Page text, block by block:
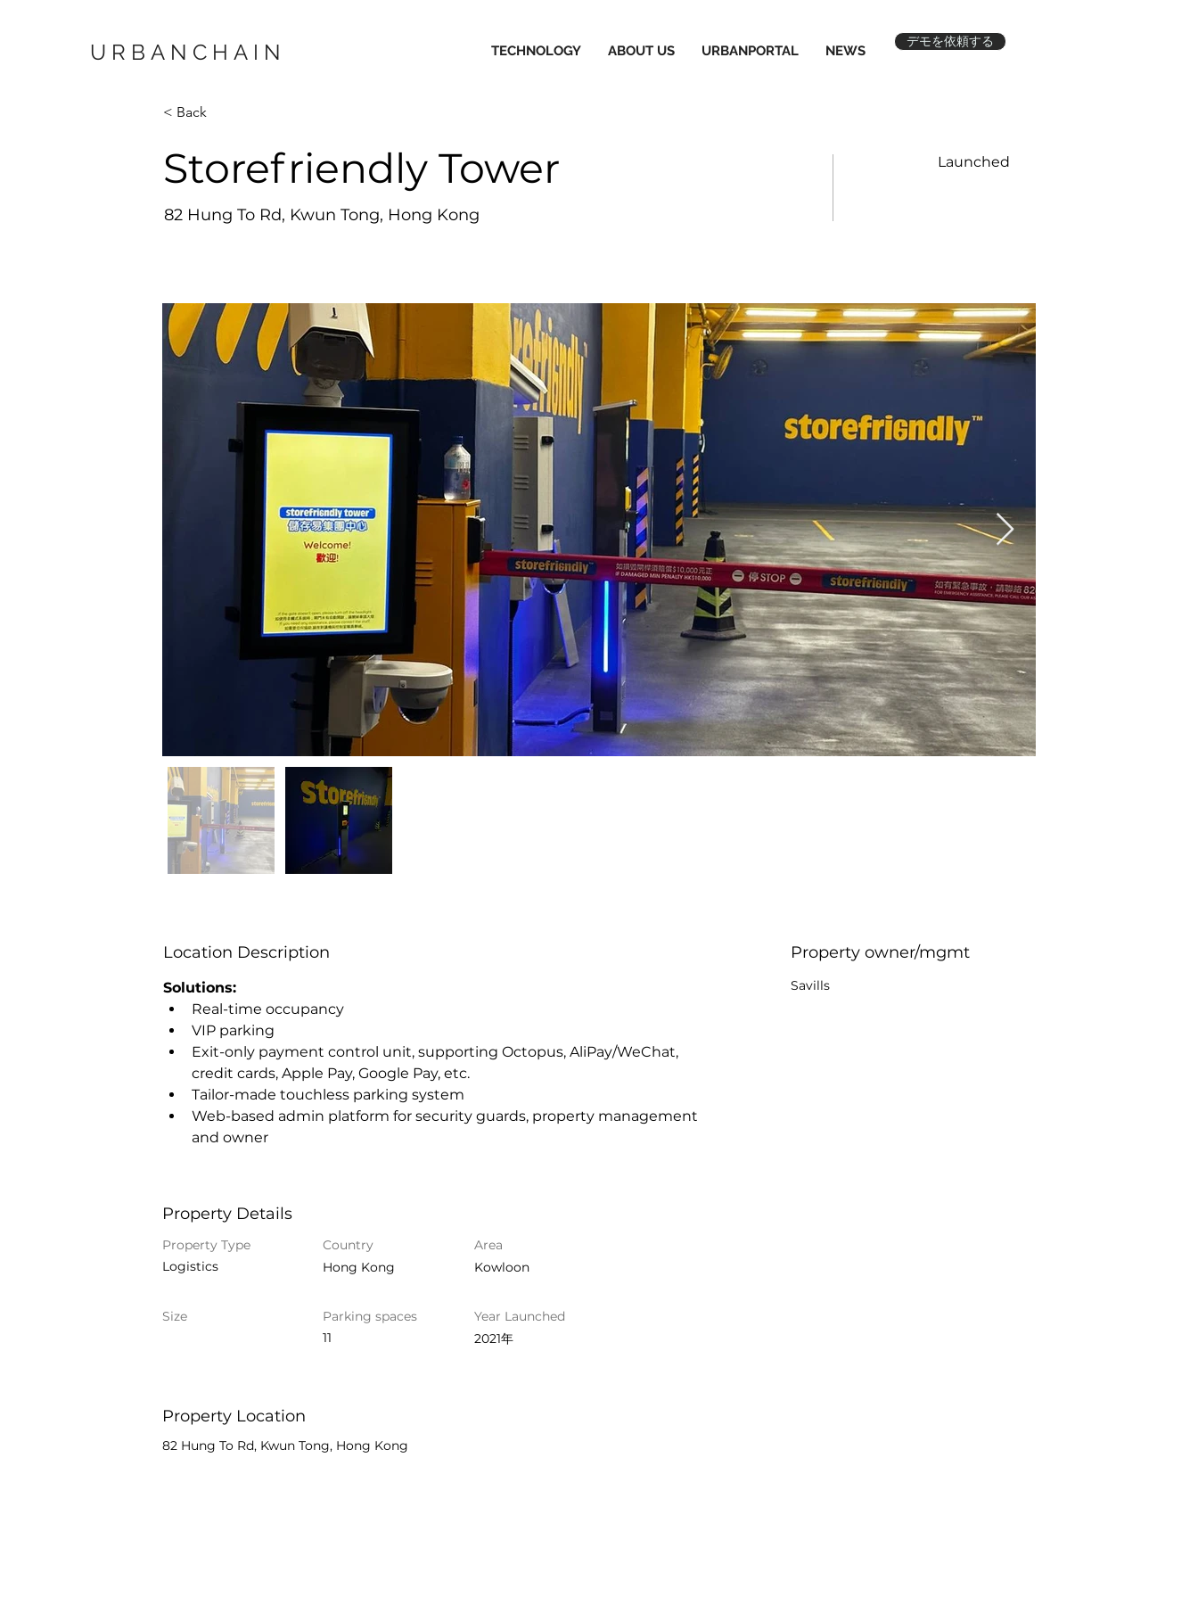
URBANCHAIN TECHNOLOGY ABOUT US URBANPORTAL NEWS
デモを依頼する
< Back
Storefriendly Tower
82 Hung To Rd, Kwun Tong, Hong Kong
Launched
Location Description
Solutions:
Real-time occupancy
VIP parking
Exit-only payment control unit, supporting Octopus, AliPay/WeChat,
credit cards, Apple Pay, Google Pay, etc.
Tailor-made touchless parking system
Web-based admin platform for security guards, property management
and owner
Property owner/mgmt
Savills
Property Details
Property Type
Logistics
Country
Hong Kong
Area
Kowloon
Size
Parking spaces
11
Year Launched
2021年
Property Location
82 Hung To Rd, Kwun Tong, Hong Kong